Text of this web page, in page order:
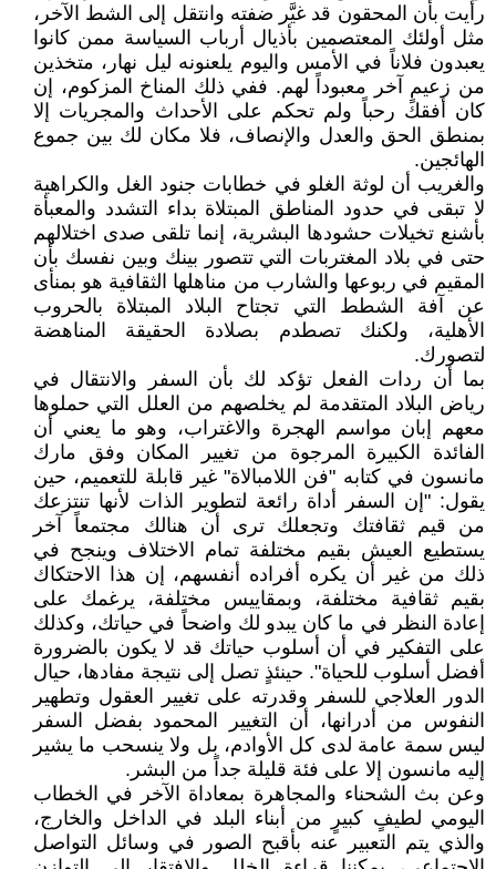
رأيت بأن المحقون قد غيَّر ضفته وانتقل إلى الشط الآخر،
مثل أولئك المعتصمين بأذيال أرباب السياسة ممن كانوا
يعبدون فلاناً في الأمس واليوم يلعنونه ليل نهار، متخذين
من زعيمٍ آخر معبوداً لهم. ففي ذلك المناخ المزكوم، إن
كان أفقك رحباً ولم تحكم على الأحداث والمجريات إلا
بمنطق الحق والعدل والإنصاف، فلا مكان لك بين جموع
الهائجين.
والغريب أن لوثة الغلو في خطابات جنود الغل والكراهية
لا تبقى في حدود المناطق المبتلاة بداء التشدد والمعبأة
بأشنع تخيلات حشودها البشرية، إنما تلقى صدى اختلالهم
حتى في بلاد المغتربات التي تتصور بينك وبين نفسك بأن
المقيم في ربوعها والشارب من مناهلها الثقافية هو بمنأى
عن آفة الشطط التي تجتاح البلاد المبتلاة بالحروب
الأهلية، ولكنك تصطدم بصلادة الحقيقة المناهضة
لتصورك.
بما أن ردات الفعل تؤكد لك بأن السفر والانتقال في
رياض البلاد المتقدمة لم يخلصهم من العلل التي حملوها
معهم إبان مواسم الهجرة والاغتراب، وهو ما يعني أن
الفائدة الكبيرة المرجوة من تغيير المكان وفق مارك
مانسون في كتابه "فن اللامبالاة" غير قابلة للتعميم، حين
يقول: "إن السفر أداة رائعة لتطوير الذات لأنها تنتزعك
من قيم ثقافتك وتجعلك ترى أن هنالك مجتمعاً آخر
يستطيع العيش بقيم مختلفة تمام الاختلاف وينجح في
ذلك من غير أن يكره أفراده أنفسهم، إن هذا الاحتكاك
بقيم ثقافية مختلفة، وبمقاييس مختلفة، يرغمك على
إعادة النظر في ما كان يبدو لك واضحاً في حياتك، وكذلك
على التفكير في أن أسلوب حياتك قد لا يكون بالضرورة
أفضل أسلوب للحياة". حينئذٍ تصل إلى نتيجة مفادها، حيال
الدور العلاجي للسفر وقدرته على تغيير العقول وتطهير
النفوس من أدرانها، أن التغيير المحمود بفضل السفر
ليس سمة عامة لدى كل الأوادم، بل ولا ينسحب ما يشير
إليه مانسون إلا على فئة قليلة جداً من البشر.
وعن بث الشحناء والمجاهرة بمعاداة الآخر في الخطاب
اليومي لطيفٍ كبيرٍ من أبناء البلد في الداخل والخارج،
والذي يتم التعبير عنه بأقبح الصور في وسائل التواصل